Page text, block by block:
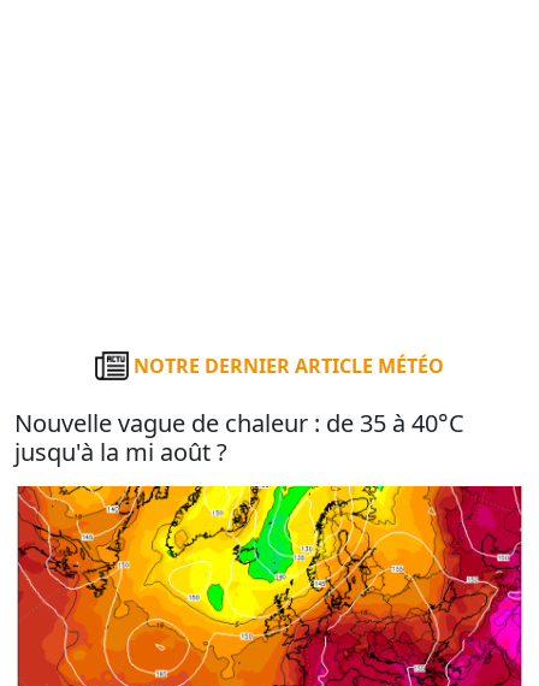
NOTRE DERNIER ARTICLE MÉTÉO
Nouvelle vague de chaleur : de 35 à 40°C
jusqu'à la mi août ?